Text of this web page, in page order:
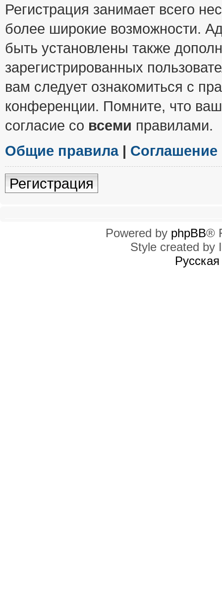
Регистрация занимает всего
более широкие возможности.
быть установлены также
зарегистрированных
вам следует ознакомиться с
конференции. Помните, что
согласие со всеми правилами.
Общие правила|
Регистрация
Powered by phpBB®
Style created by